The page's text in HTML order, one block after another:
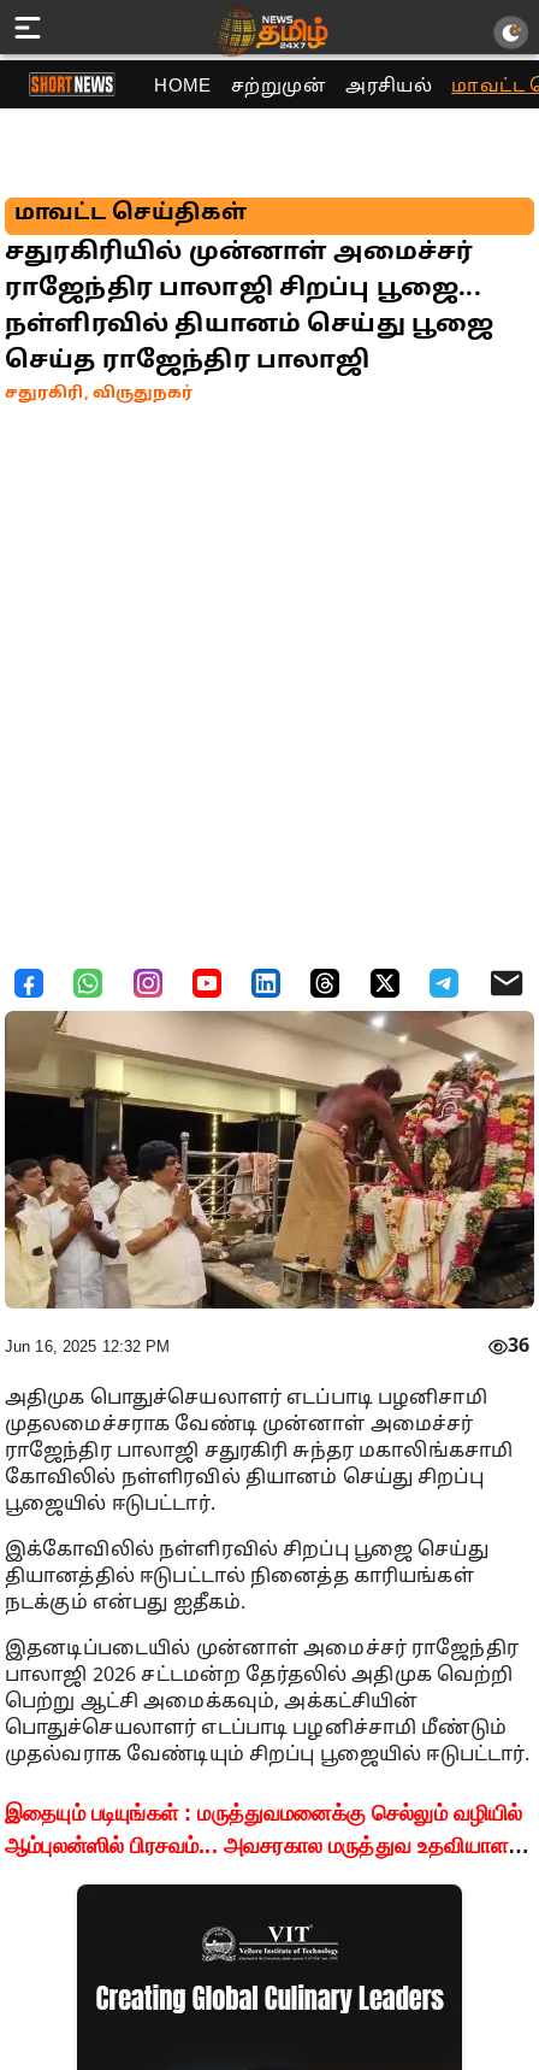
HOME சற்றுமுன் அரசியல் மாவட்ட
மாவட்ட செய்திகள்
சதுரகிரியில் முன்னாள் அமைச்சர்
ராஜேந்திர பாலாஜி சிறப்பு பூஜை...
நள்ளிரவில் தியானம் செய்து பூஜை
செய்த ராஜேந்திர பாலாஜி
சதுரகிரி, விருதுநகர்
Jun 16, 2025 12:32 PM 36
அதிமுக பொதுச்செயலாளர் எடப்பாடி பழனிசாமி
முதலமைச்சராக வேண்டி முன்னாள் அமைச்சர்
ராஜேந்திர பாலாஜி சதுரகிரி சுந்தர மகாலிங்கசாமி
கோவிலில் நள்ளிரவில் தியானம் செய்து சிறப்பு
பூஜையில் ஈடுபட்டார்.
இக்கோவிலில் நள்ளிரவில் சிறப்பு பூஜை செய்து
தியானத்தில் ஈடுபட்டால் நினைத்த காரியங்கள்
நடக்கும் என்பது ஐதீகம்.
இதனடிப்படையில் முன்னாள் அமைச்சர் ராஜேந்திர
பாலாஜி 2026 சட்டமன்ற தேர்தலில் அதிமுக வெற்றி
பெற்று ஆட்சி அமைக்கவும், அக்கட்சியின்
பொதுச்செயலாளர் எடப்பாடி பழனிச்சாமி மீண்டும்
முதல்வராக வேண்டியும் சிறப்பு பூஜையில் ஈடுபட்டார்.
இதையும் படியுங்கள் : மருத்துவமனைக்கு செல்லும் வழியில்
ஆம்புலன்ஸில் பிரசவம்... அவசரகால மருத்துவ உதவியாளர்,
ஓட்டுநருக்கு பாராட்டு